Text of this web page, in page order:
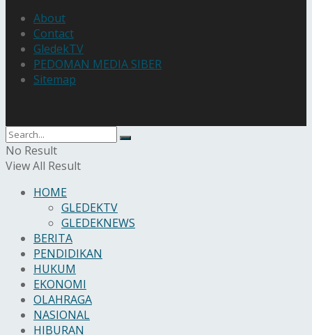
About
Contact
GledekTV
PEDOMAN MEDIA SIBER
Sitemap
No Result
View All Result
HOME
GLEDEKTV
GLEDEKNEWS
BERITA
PENDIDIKAN
HUKUM
EKONOMI
OLAHRAGA
NASIONAL
HIBURAN